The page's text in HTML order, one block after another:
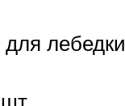
лебедки